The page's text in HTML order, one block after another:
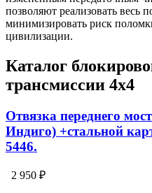
позволяют реализовать весь
минимизировать риск
цивилизации.
Каталог
трансмиссии 4х4
Отвязка переднего
Индиго) +стальной
5446.
2 950 ₽